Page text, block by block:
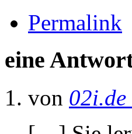
Permalink
eine
von